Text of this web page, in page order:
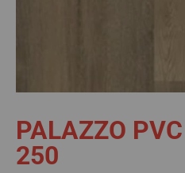
PALAZZO
250